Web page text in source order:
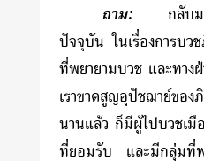
ถาม: กลับ
ปัจจุบัน ในเรื่องการบ
ที่พยายามบวช และทางฝ่
เราขาดสูญอุปัชฌาย์ขอ
นานแล้ว ก็มีผู้ไปบวชเ
ที่ยอมรับ และมีกลุ่มที่พ